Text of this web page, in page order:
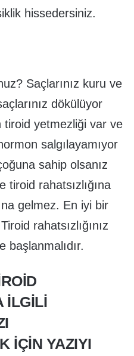
hissedersiniz.
Saçlarınız kuru ve
dökülüyor
tiroid yetmezliği var ve
salgılayamıyor
sahip olsanız
rahatsızlığına
gelmez. En iyi bir
rahatsızlığınız
başlanmalıdır.
ILGILI
IÇIN YAZIYI